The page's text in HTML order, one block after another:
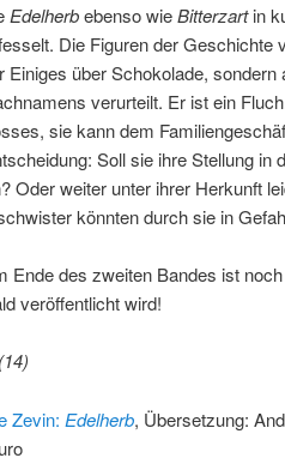
Edelherbebenso wieBitterzartin
Die Figuren der Geschichte
Einiges über Schokolade,
verurteilt. Er ist ein
sie kann dem
Soll sie ihre Stellung in
Oder weiter unter ihrer Herkunft
könnten durch sie in
Ende des zweiten Bandes ist
veröffentlicht wird!
Zevin: Edelherb, Übersetzung: